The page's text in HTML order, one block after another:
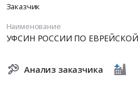
Заказчик
Наименование
УФСИН РОССИИ ПО
Анализ заказчика